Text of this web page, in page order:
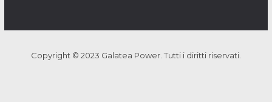
Copyright © 2023 Galatea Power. Tutti i diritti riservati.